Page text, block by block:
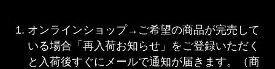
オンラインショップ→ご希望の商品が完売して
いる場合「再入荷お知らせ」をご登録いただく
と入荷後すぐにメールで通知が届きます。（商